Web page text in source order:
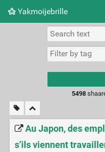
Yakmoijebrille
Picture wall
5498
Au Japon, des
s’ils viennent